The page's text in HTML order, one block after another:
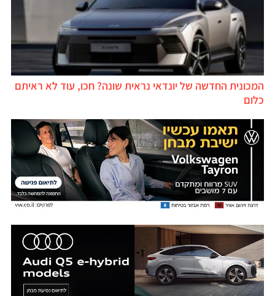
המכונית החדשה של יונדאי נראית שונה? חכו, עוד לא ראיתם
כלום